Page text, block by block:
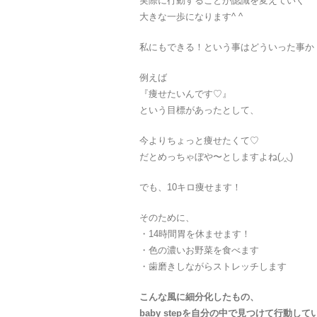
大きな一歩になります^ ^
私にもできる！という事はどういった事か
例えば
『痩せたいんです♡』
という目標があったとして、
今よりちょっと痩せたくて♡
だとめっちゃぼや〜としますよね(◞‸◟)
でも、10キロ痩せます！
そのために、
・14時間胃を休ませます！
・色の濃いお野菜を食べます
・歯磨きしながらストレッチします
こんな風に細分化したもの、
baby stepを自分の中で見つけて行動して